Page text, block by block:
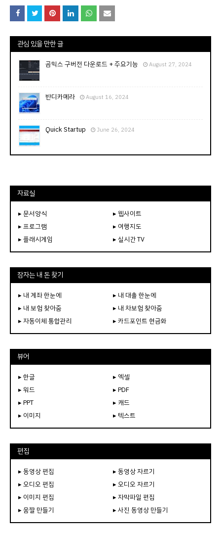
관심 있을 만한 글
곰믹스 구버전 다운로드 + 주요기능 August 27, 2024
반디카메라 August 16, 2024
Quick Startup June 26, 2024
자료실
▸ 문서양식
▸ 웹사이트
▸ 프로그램
▸ 여행지도
▸ 플래시게임
▸ 실시간 TV
잠자는 내 돈 찾기
▸ 내 계좌 한눈에
▸ 내 대출 한눈에
▸ 내 보험 찾아줌
▸ 내 차보험 찾아줌
▸ 자동이체 통합관리
▸ 카드포인트 현금화
뷰어
▸ 한글
▸ 엑셀
▸ 워드
▸ PDF
▸ PPT
▸ 캐드
▸ 이미지
▸ 텍스트
편집
▸ 동영상 편집
▸ 동영상 자르기
▸ 오디오 편집
▸ 오디오 자르기
▸ 이미지 편집
▸ 자막파일 편집
▸ 움짤 만들기
▸ 사진 동영상 만들기